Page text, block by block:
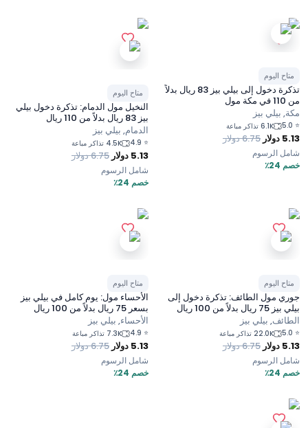
متاح اليوم
تذكرة دخول إلى بيلي بيز 83 ريال بدلاً
من 110 في مكة مول
مكة, بيلي بيز
⭐
5.0 6.1K تذاكر مباعة
5.13 دولار 6.75دولار
خصم 24٪
شامل الرسوم
متاح اليوم
النخيل مول الدمام: تذكرة دخول بيلي
بيز 83 ريال بدلاً من 110 ريال
الدمام, بيلي بيز
⭐
4.9 4.5K تذاكر مباعة
5.13 دولار 6.75دولار
خصم 24٪
شامل الرسوم
متاح اليوم
جوري مول الطائف: تذكرة دخول إلى
بيلي بيز 75 ريال بدلاً من 100 ريال
الطائف, بيلي بيز
⭐
5.0 22.0K تذاكر مباعة
5.13 دولار 6.75دولار
خصم 24٪
شامل الرسوم
متاح اليوم
الأحساء مول: يوم كامل في بيلي بيز
بسعر 75 ريال بدلاً من 100 ريال
الأحساء, بيلي بيز
⭐
4.9 7.3K تذاكر مباعة
5.13 دولار 6.75دولار
خصم 24٪
شامل الرسوم